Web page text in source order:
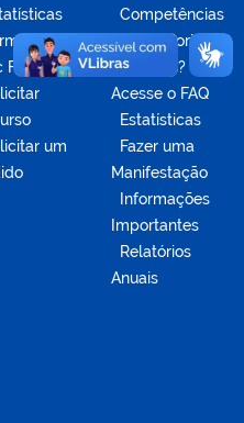
Físico
um
Competências
da Ouvidoria
Dúvidas?
Acesse o FAQ
Estatísticas
Fazer uma
Manifestação
Informações
Importantes
Relatórios
Anuais